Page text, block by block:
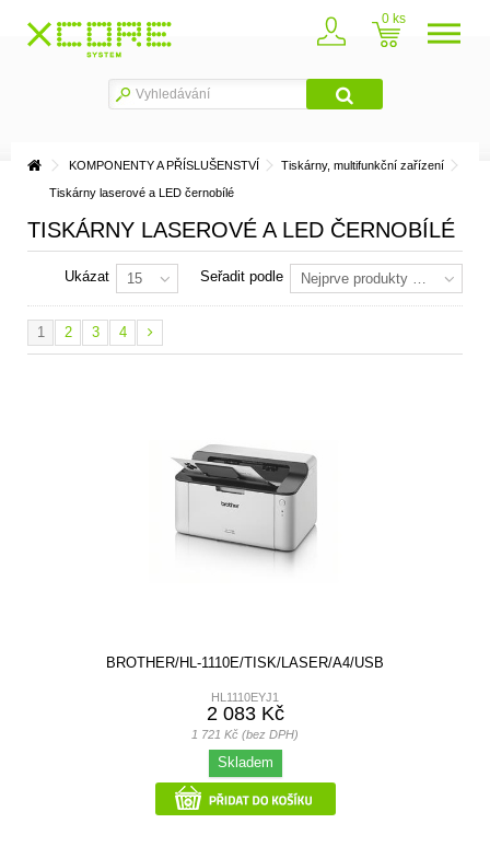
0
KOMPONENTY A PŘÍSLUŠENSTVÍ Tiskárny, multifunkční zařízení
Tiskárny laserové a LED černobílé
TISKÁRNY LASEROVÉ A LED ČERNOBÍLÉ
Seřadit podle Nejprve produkty skladem
Ukázat 15
1 2 3 4
BROTHER/HL-1110E/TISK/LASER/A4/USB
HL1110EYJ1
2 083 Kč
1 721 Kč (bez DPH)
Skladem